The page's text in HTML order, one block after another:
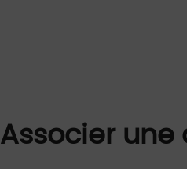
Associer